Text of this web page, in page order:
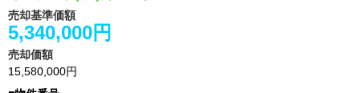
売却基準価額
5,340,000円
売却価額
15,580,000円